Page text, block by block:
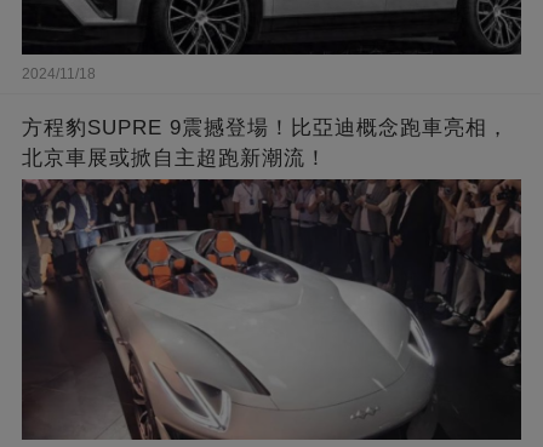
2024/11/18
方程豹SUPRE 9震撼登場！比亞迪概念跑車亮相，
北京車展或掀自主超跑新潮流！